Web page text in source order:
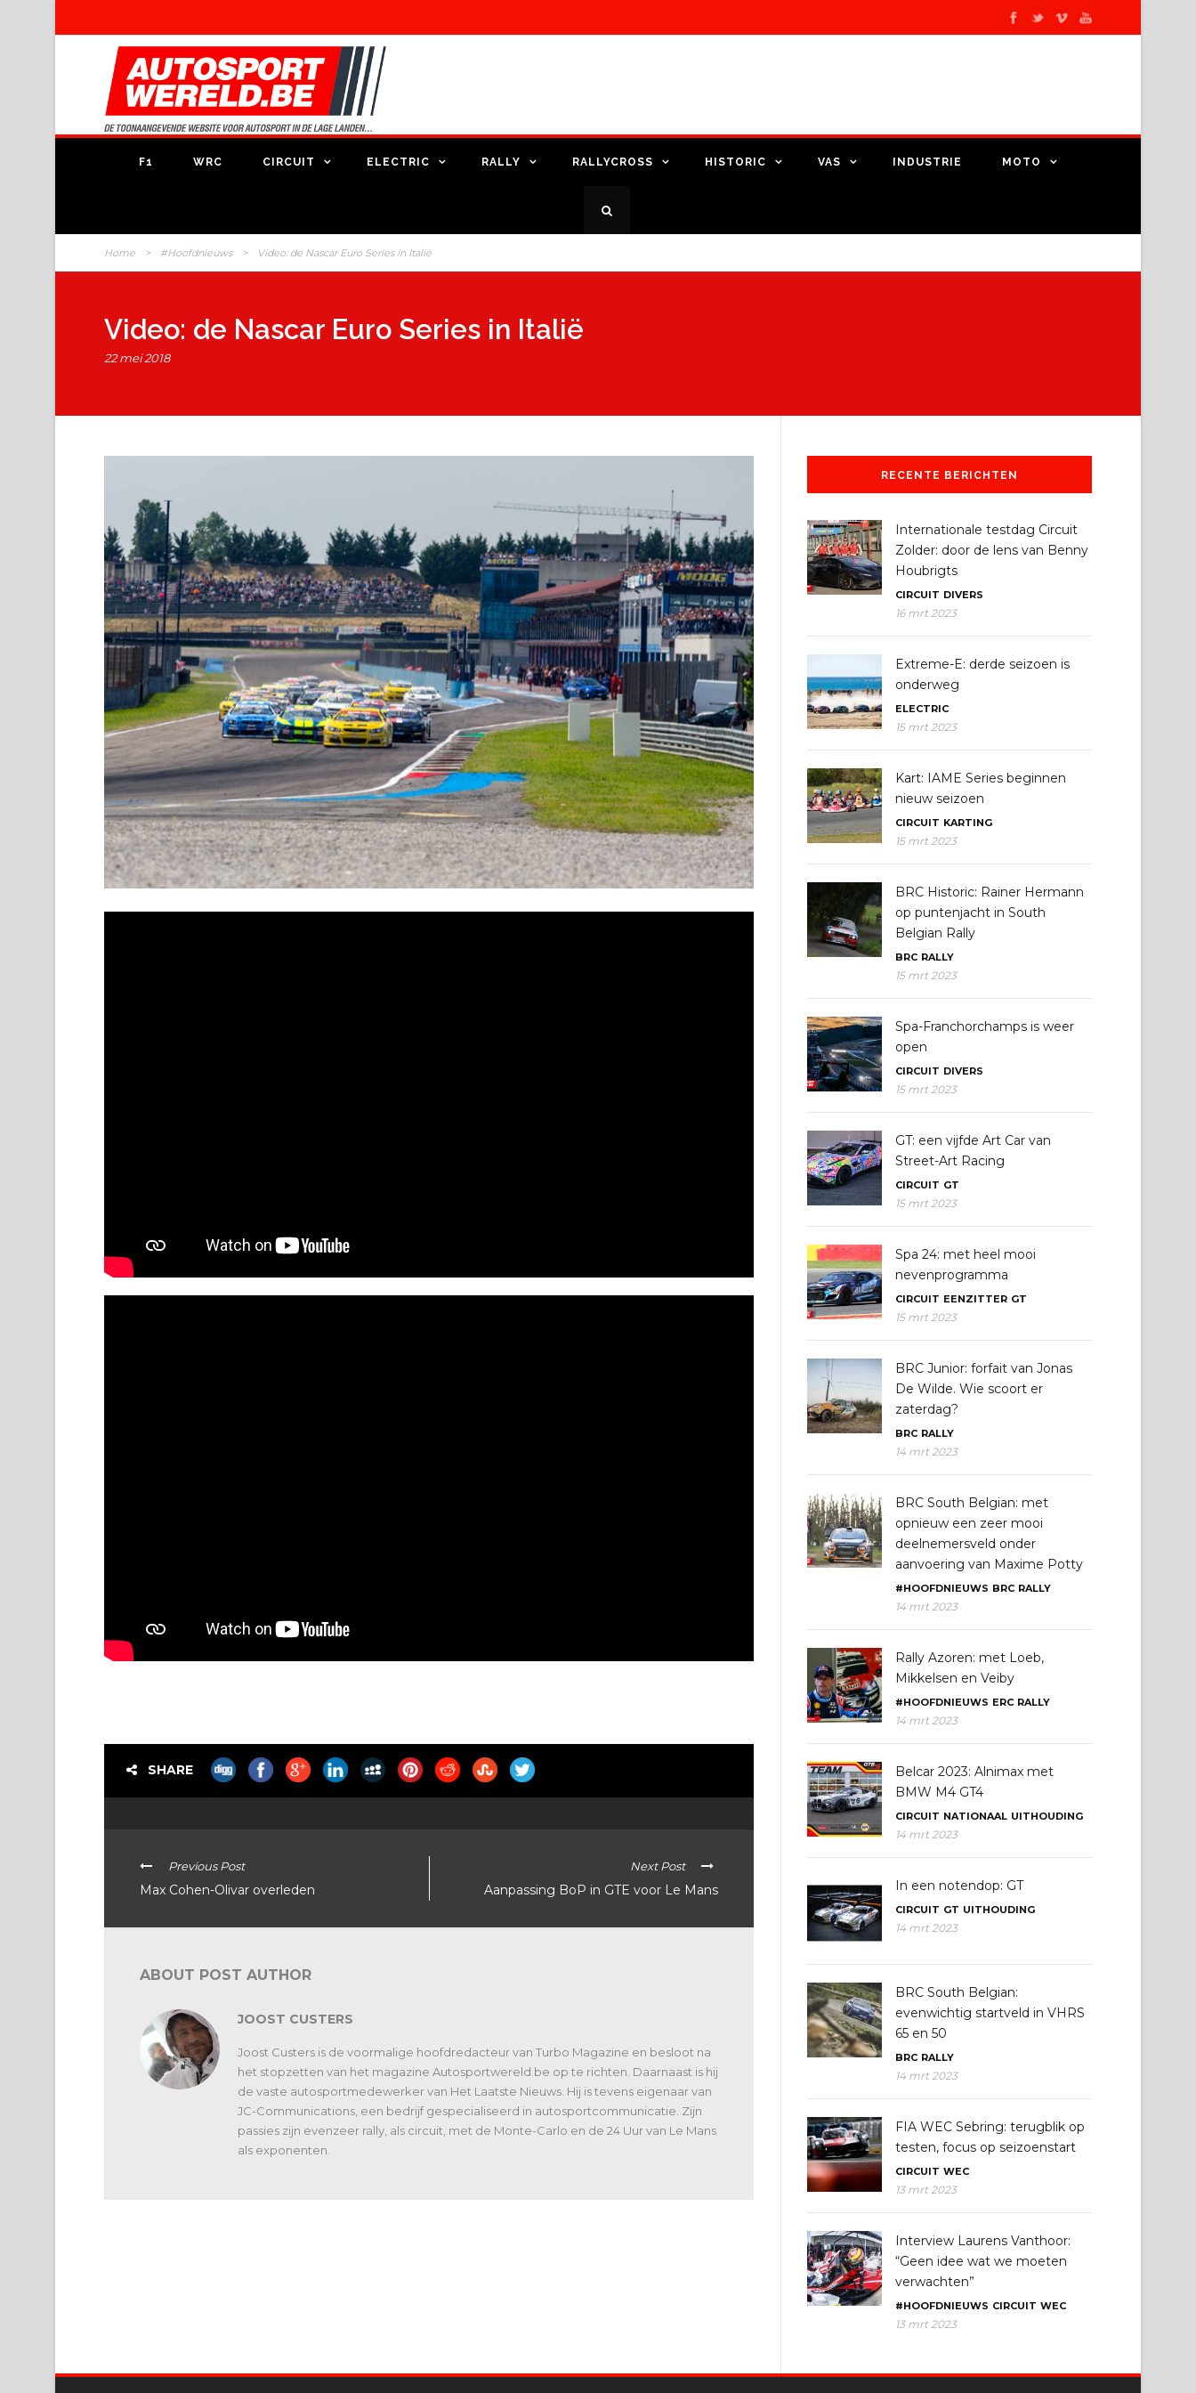
F1 WRC CIRCUIT ELECTRIC RALLY RALLYCROSS HISTORIC VAS INDUSTRIE MOTO
Home > #Hoofdnieuws > Video: de Nascar Euro Series in Italië
Video: de Nascar Euro Series in Italië
22 mei 2018
SHARE
Previous Post
Max Cohen-Olivar overleden
Next Post
Aanpassing BoP in GTE voor Le Mans
ABOUT POST AUTHOR
JOOST CUSTERS
Joost Custers is de voormalige hoofdredacteur van Turbo Magazine en besloot na
het stopzetten van het magazine Autosportwereld.be op te richten. Daarnaast is hij
de vaste autosportmedewerker van Het Laatste Nieuws. Hij is tevens eigenaar van
JC-Communications, een bedrijf gespecialiseerd in autosportcommunicatie. Zijn
passies zijn evenzeer rally, als circuit, met de Monte-Carlo en de 24 Uur van Le Mans
als exponenten.
RECENTE BERICHTEN
Internationale testdag Circuit
Zolder: door de lens van Benny
Houbrigts
CIRCUIT DIVERS
16 mrt 2023
Extreme-E: derde seizoen is
onderweg
ELECTRIC
15 mrt 2023
Kart: IAME Series beginnen
nieuw seizoen
CIRCUIT KARTING
15 mrt 2023
BRC Historic: Rainer Hermann
op puntenjacht in South
Belgian Rally
BRC RALLY
15 mrt 2023
Spa-Franchorchamps is weer
open
CIRCUIT DIVERS
15 mrt 2023
GT: een vijfde Art Car van
Street-Art Racing
CIRCUIT GT
15 mrt 2023
Spa 24: met heel mooi
nevenprogramma
CIRCUIT EENZITTER GT
15 mrt 2023
BRC Junior: forfait van Jonas
De Wilde. Wie scoort er
zaterdag?
BRC RALLY
14 mrt 2023
BRC South Belgian: met
opnieuw een zeer mooi
deelnemersveld onder
aanvoering van Maxime Potty
#HOOFDNIEUWS BRC RALLY
14 mrt 2023
Rally Azoren: met Loeb,
Mikkelsen en Veiby
#HOOFDNIEUWS ERC RALLY
14 mrt 2023
Belcar 2023: Alnimax met
BMW M4 GT4
CIRCUIT NATIONAAL UITHOUDING
14 mrt 2023
In een notendop: GT
CIRCUIT GT UITHOUDING
14 mrt 2023
BRC South Belgian:
evenwichtig startveld in VHRS
65 en 50
BRC RALLY
14 mrt 2023
FIA WEC Sebring: terugblik op
testen, focus op seizoenstart
CIRCUIT WEC
13 mrt 2023
Interview Laurens Vanthoor:
“Geen idee wat we moeten
verwachten”
#HOOFDNIEUWS CIRCUIT WEC
13 mrt 2023